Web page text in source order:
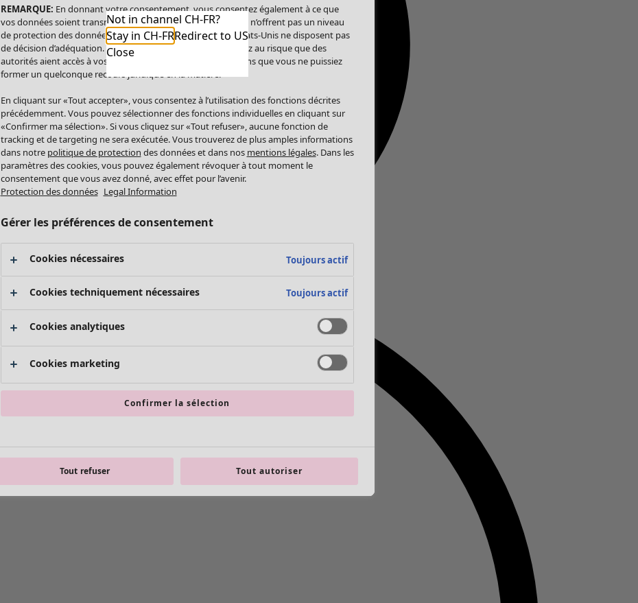
Not in channel CH-FR?
Stay in CH-FRRedirect to US
Close
REMARQUE: En donnant votre consentement, vous consentez également à ce que
vos données soient transmises aux États-Unis. Les États-Unis n’offrent pas un niveau
de protection des données comparable à celui de l’UE. Les États-Unis ne disposent pas
de décision d’adéquation. Par conséquent, vous vous exposez au risque que des
autorités aient accès à vos données à caractère personnel sans que vous ne puissiez
former un quelconque recours juridique en la matière.
En cliquant sur «Tout accepter», vous consentez à l’utilisation des fonctions décrites
précédemment. Vous pouvez sélectionner des fonctions individuelles en cliquant sur
«Confirmer ma sélection». Si vous cliquez sur «Tout refuser», aucune fonction de
tracking et de targeting ne sera exécutée. Vous trouverez de plus amples informations
dans notre politique de protection des données et dans nos mentions légales. Dans les
paramètres des cookies, vous pouvez également révoquer à tout moment le
consentement que vous avez donné, avec effet pour l’avenir.
Protection des données Legal Information
Gérer les préférences de consentement
Cookies nécessaires Toujours actif
Cookies techniquement nécessaires Toujours actif
Cookies analytiques
Cookies marketing
Confirmer la sélection
Tout refuser Tout autoriser